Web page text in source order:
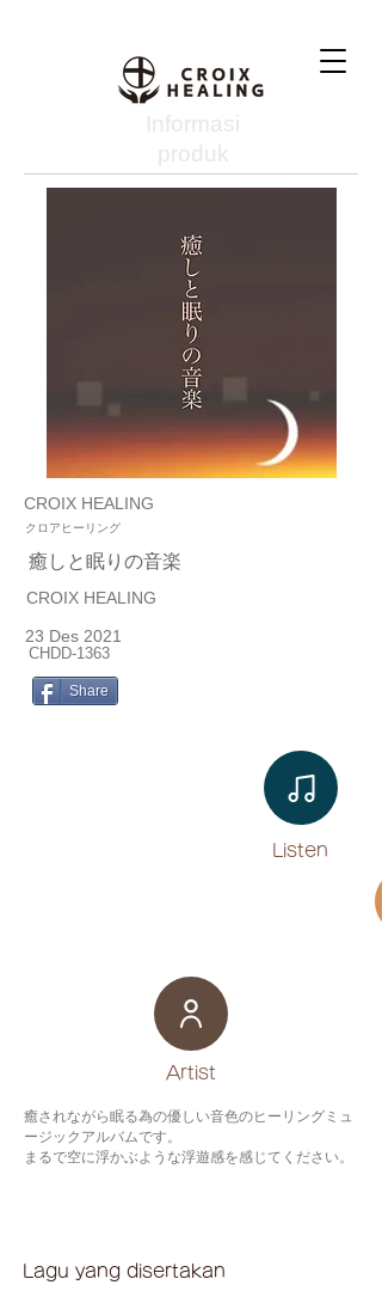
Informasi
produk
CROIX HEALING
クロアヒーリング
癒しと眠りの音楽
CROIX HEALING
23 Des 2021
CHDD-1363
Share
Listen​
​Artist
癒されながら眠る為の優しい音色のヒーリングミュ
ージックアルバムです。
まるで空に浮かぶような浮遊感を感じてください。
Lagu yang disertakan